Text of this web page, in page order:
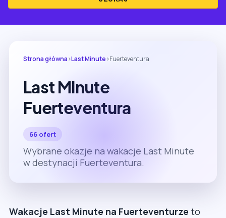
Strona główna›Last Minute›Fuerteventura
Last Minute
Fuerteventura
66 ofert
Wybrane okazje na wakacje Last Minute
w destynacji Fuerteventura.
Wakacje Last Minute na Fuerteventurze to